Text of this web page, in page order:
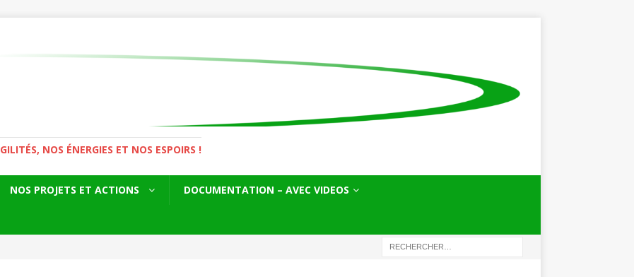
NOS ÉNERGIES ET NOS ESPOIRS !
NOS PROJETS ET ACTIONS DOCUMENTATION – AVEC VIDEOS